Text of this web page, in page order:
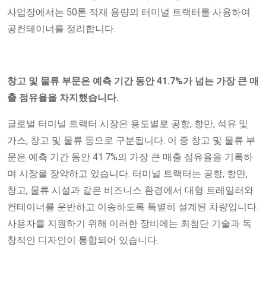
사업장에서는 50톤 적재 용량의 터미널 트랙터를 사용하여
공컨테이너를 정리합니다.
창고 및 물류 부문은 예측 기간 동안 41.7%가 넘는 가장 큰 매
출 점유율을 차지했습니다.
글로벌 터미널 트랙터 시장은 용도별로 공항, 항만, 석유 및
가스, 창고 및 물류 등으로 구분됩니다. 이 중 창고 및 물류 부
문은 예측 기간 동안 41.7%의 가장 큰 매출 점유율을 기록하
며 시장을 장악하고 있습니다. 터미널 트랙터는 공항, 항만,
창고, 물류 시설과 같은 비즈니스 환경에서 대형 트레일러와
컨테이너를 운반하고 이송하도록 특별히 설계된 차량입니다.
사용자를 지원하기 위해 이러한 장비에는 최첨단 기술과 독
창적인 디자인이 통합되어 있습니다.